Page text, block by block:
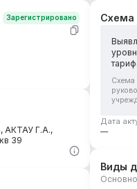
Зарегистрировано
Г.А.,
39
Схема
Схема
Дата
—
Виды